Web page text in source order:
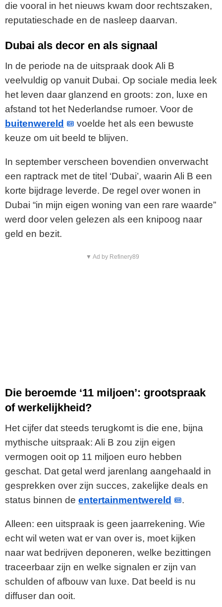
die vooral in het nieuws kwam door rechtszaken,
reputatieschade en de nasleep daarvan.
Dubai als decor en als signaal
In de periode na de uitspraak dook Ali B
veelvuldig op vanuit Dubai. Op sociale media leek
het leven daar glanzend en groots: zon, luxe en
afstand tot het Nederlandse rumoer. Voor de
buitenwereld
voelde het als een bewuste
keuze om uit beeld te blijven.
In september verscheen bovendien onverwacht
een raptrack met de titel ‘Dubai’, waarin Ali B een
korte bijdrage leverde. De regel over wonen in
Dubai “in mijn eigen woning van een rare waarde”
werd door velen gelezen als een knipoog naar
geld en bezit.
▼ Ad by Refinery89
Die beroemde ‘11 miljoen’: grootspraak
of werkelijkheid?
Het cijfer dat steeds terugkomt is die ene, bijna
mythische uitspraak: Ali B zou zijn eigen
vermogen ooit op 11 miljoen euro hebben
geschat. Dat getal werd jarenlang aangehaald in
gesprekken over zijn succes, zakelijke deals en
status binnen de entertainmentwereld .
Alleen: een uitspraak is geen jaarrekening. Wie
echt wil weten wat er van over is, moet kijken
naar wat bedrijven deponeren, welke bezittingen
traceerbaar zijn en welke signalen er zijn van
schulden of afbouw van luxe. Dat beeld is nu
diffuser dan ooit.